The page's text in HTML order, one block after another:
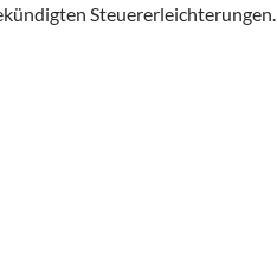
Steuererleichterungen.